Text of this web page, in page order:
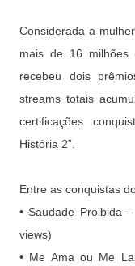
Considerada a
mais de 16 milhões
recebeu dois
streams totais
certificações
História 2”.
Entre as conquistas
• Saudade Proibida
views)
• Me Ama ou Me